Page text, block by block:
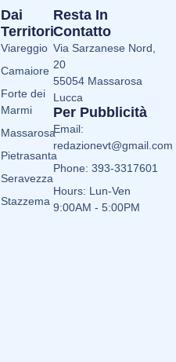
Dai
Territori
Viareggio
Camaiore
Forte dei
Marmi
Massarosa
Pietrasanta
Seravezza
Stazzema
Resta In
Contatto
Via Sarzanese Nord,
20
55054 Massarosa
Lucca
Per Pubblicità
Email:
redazionevt@gmail.com
Phone: 393-3317601
Hours: Lun-Ven
9:00AM - 5:00PM